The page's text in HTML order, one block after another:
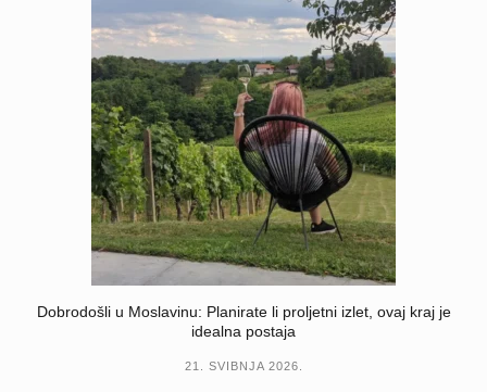
Dobrodošli u Moslavinu: Planirate li proljetni izlet, ovaj kraj je
idealna postaja
21. SVIBNJA 2026.